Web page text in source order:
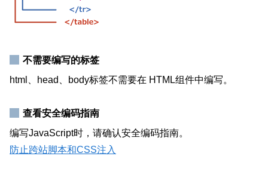
不需要编写的标签
html、head、body标签不需要在 HTML组件中编写。
查看安全编码指南
编写JavaScript时，请确认安全编码指南。
防止跨站脚本和CSS注入